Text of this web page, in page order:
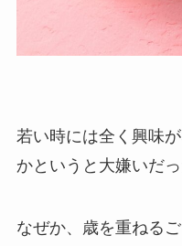
若い時には全く興味
かというと大嫌いだっ
なぜか、歳を重ねる